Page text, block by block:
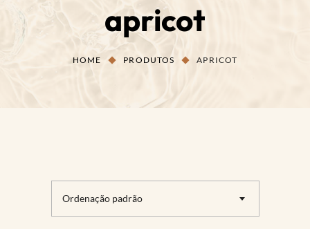
apricot
HOME PRODUTOS APRICOT
Ordenação padrão